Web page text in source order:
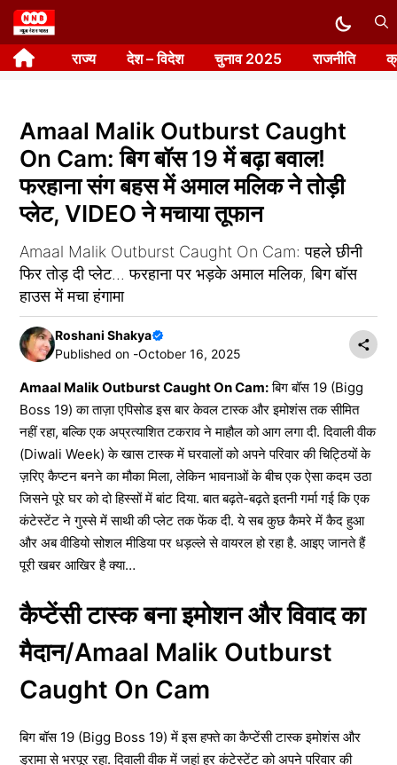
Skip
to
content राज्य देश – विदेश चुनाव 2025 राजनीति
Amaal Malik Outburst Caught
On Cam: बिग बॉस 19 में बढ़ा बवाल!
फरहाना संग बहस में अमाल मलिक ने तोड़ी
प्लेट, VIDEO ने मचाया तूफान
Amaal Malik Outburst Caught On Cam: पहले छीनी
फिर तोड़ दी प्लेट... फरहाना पर भड़के अमाल मलिक, बिग बॉस
हाउस में मचा हंगामा
Roshani Shakya
Published on -October 16, 2025
Amaal Malik Outburst Caught On Cam:बिग बॉस 19 (Bigg
Boss 19) का ताज़ा एपिसोड इस बार केवल टास्क और इमोशंस तक सीमित
नहीं रहा, बल्कि एक अप्रत्याशित टकराव ने माहौल को आग लगा दी. दिवाली वीक
(Diwali Week) के खास टास्क में घरवालों को अपने परिवार की चिट्ठियों के
ज़रिए कैप्टन बनने का मौका मिला, लेकिन भावनाओं के बीच एक ऐसा कदम उठा
जिसने पूरे घर को दो हिस्सों में बांट दिया. बात बढ़ते-बढ़ते इतनी गर्मा गई कि एक
कंटेस्टेंट ने गुस्से में साथी की प्लेट तक फेंक दी. ये सब कुछ कैमरे में कैद हुआ
और अब वीडियो सोशल मीडिया पर धड़ल्ले से वायरल हो रहा है. आइए जानते हैं
पूरी खबर आखिर है क्या…
कैप्टेंसी टास्क बना इमोशन और विवाद का
मैदान/Amaal Malik Outburst
Caught On Cam
बिग बॉस 19 (Bigg Boss 19) में इस हफ्ते का कैप्टेंसी टास्क इमोशंस और
ड्रामा से भरपूर रहा. दिवाली वीक में जहां हर कंटेस्टेंट को अपने परिवार की